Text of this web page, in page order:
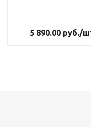
5 890.00 руб./